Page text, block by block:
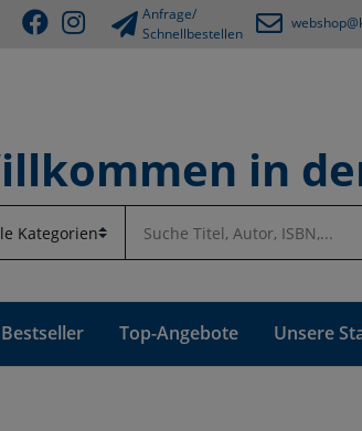
Anfrage/
Schnellbestellen
in
Top-Angebote Unsere